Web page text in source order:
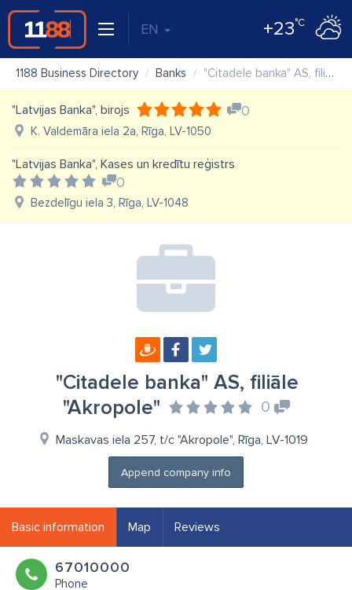
EN +23°C
1188 Business Directory Banks "Citadele banka" AS, filiāle "Akropole"
"Latvijas Banka", birojs 0
K. Valdemāra iela 2a, Rīga, LV-1050
"Latvijas Banka", Kases un kredītu reģistrs
0
Bezdelīgu iela 3, Rīga, LV-1048
"Citadele banka" AS, filiāle
"Akropole"
0
Maskavas iela 257, t/c "Akropole", Rīga, LV-1019
Append company info
Basic information Map Reviews
67010000
Phone